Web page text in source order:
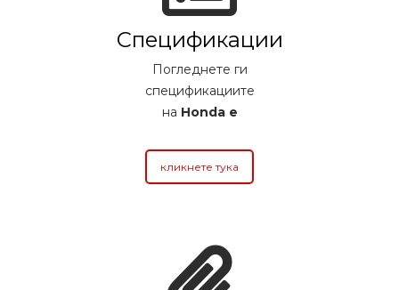
Спецификации
Погледнете ги
спецификациите
на Honda e
кликнете тука